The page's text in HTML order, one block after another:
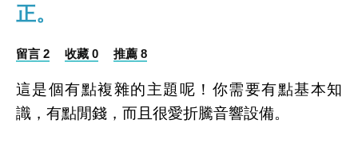
正。
留言 2 收藏 0 推薦 8
這是個有點複雜的主題呢！你需要有點基本知
識，有點閒錢，而且很愛折騰音響設備。